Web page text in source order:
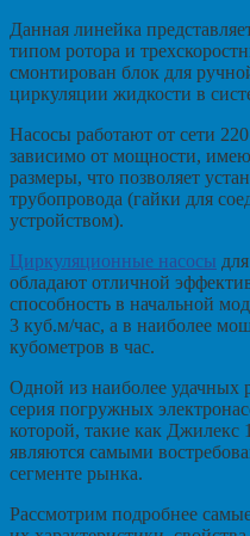
Данная линейка
типом ротора и
смонтирован блок для
циркуляции жидкости в
Насосы работают от сети
зависимо от мощности,
размеры, что позволяет
трубопровода (гайки для
устройством).
Циркуляционные насосы
обладают отличной
способность в начальной
3 куб.м/час, а в наиболее
кубометров в час.
Одной из наиболее удачных
серия погружных
которой, такие как
являются самыми
сегменте рынка.
Рассмотрим подробнее